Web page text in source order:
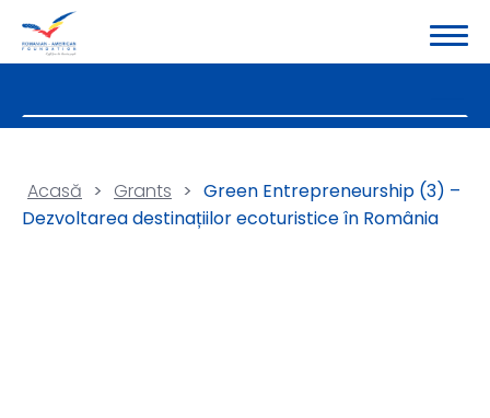
Acasă > Grants > Green Entrepreneurship (3) –
Dezvoltarea destinațiilor ecoturistice în România